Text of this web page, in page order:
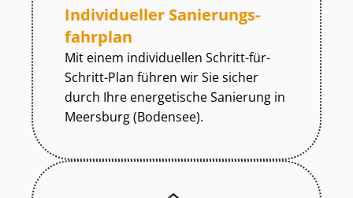
Individueller Sa­nie­rungs­
fahr­plan
Mit einem individuellen Schritt-für-
Schritt-Plan führen wir Sie sicher
durch Ihre energetische Sanierung in
Meersburg (Bodensee).